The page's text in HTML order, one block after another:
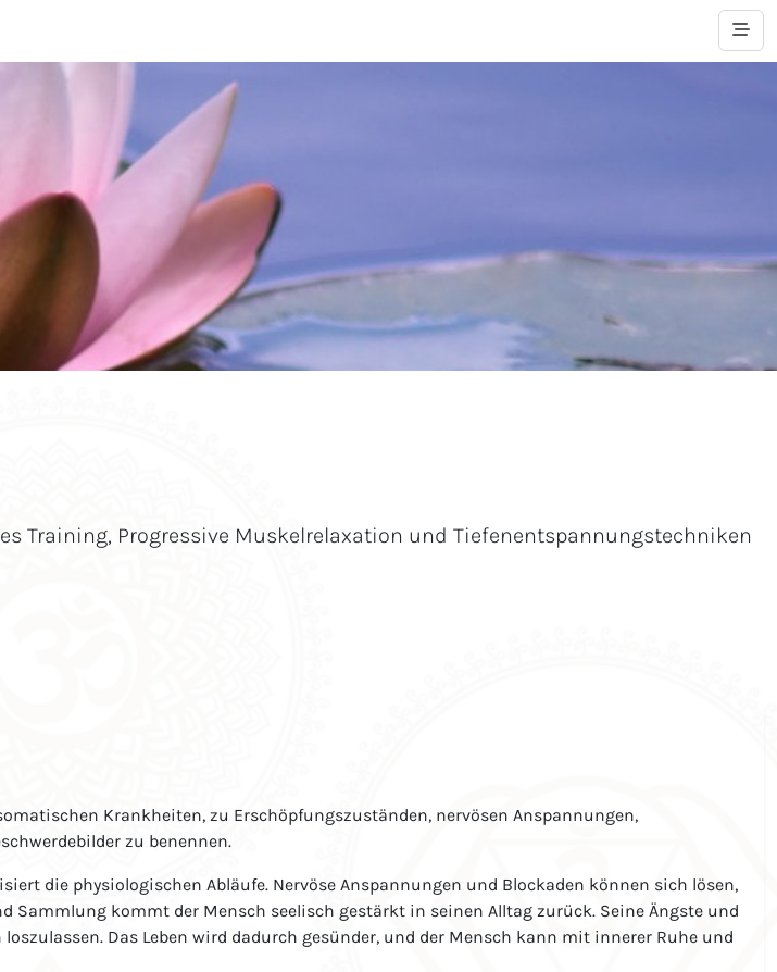
Training, Progressive Muskelrelaxation und Tiefenentspannungstechniken
Krankheiten, zu Erschöpfungszuständen, nervösen Anspannungen,
zu benennen.
die physiologischen Abläufe. Nervöse Anspannungen und Blockaden können sich lösen,
Sammlung kommt der Mensch seelisch gestärkt in seinen Alltag zurück. Seine Ängste und
Das Leben wird dadurch gesünder, und der Mensch kann mit innerer Ruhe und